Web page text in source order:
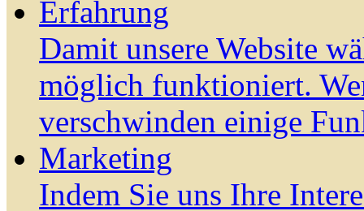
Erfahrung
Damit unsere Website
möglich funktioniert.
verschwinden einige
Marketing
Indem Sie uns Ihre